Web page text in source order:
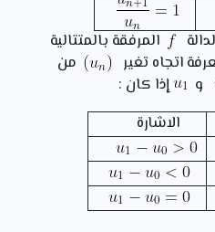
المرفقة بالمتتالية
اتجاه تغير
من
و
إذا كان :
الاشارة